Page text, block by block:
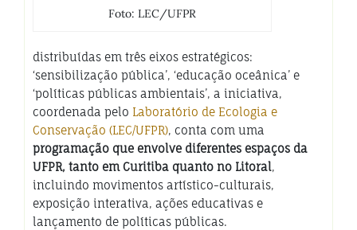
Foto: LEC/UFPR
distribuídas em três eixos estratégicos:
‘sensibilização pública’, ‘educação oceânica’ e
‘políticas públicas ambientais’, a iniciativa,
coordenada pelo Laboratório de Ecologia e
Conservação (LEC/UFPR), conta com uma
programação que envolve diferentes espaços da
UFPR, tanto em Curitiba quanto no Litoral,
incluindo movimentos artístico-culturais,
exposição interativa, ações educativas e
lançamento de políticas públicas.